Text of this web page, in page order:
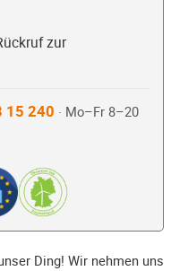
zur
15 240 · Mo–Fr 8–20
Ding! Wir nehmen uns